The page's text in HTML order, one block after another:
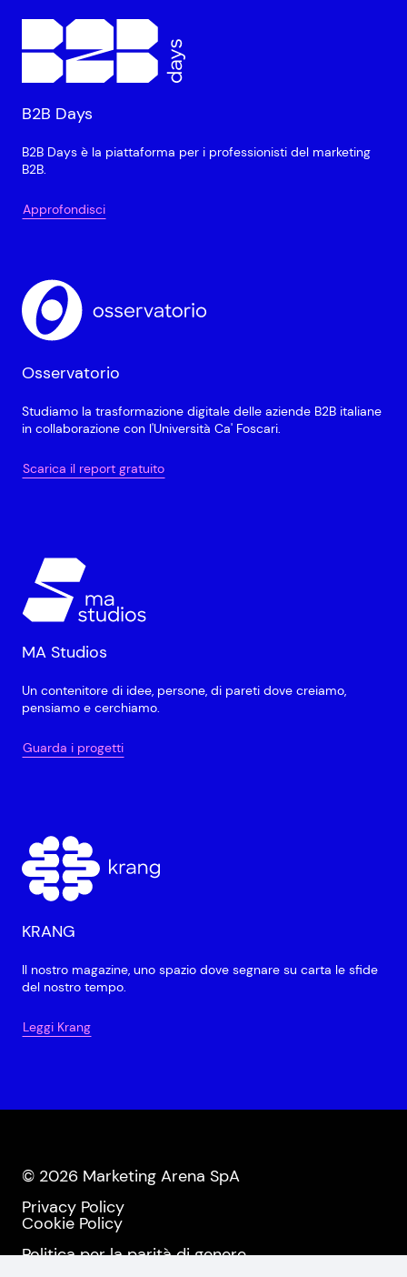
B2B Days
B2B Days è la piattaforma per i professionisti del marketing
B2B.
Approfondisci
Osservatorio
Studiamo la trasformazione digitale delle aziende B2B italiane
in collaborazione con l'Università Ca' Foscari.
Scarica il report gratuito
MA Studios
Un contenitore di idee, persone, di pareti dove creiamo,
pensiamo e cerchiamo.
Guarda i progetti
KRANG
Il nostro magazine, uno spazio dove segnare su carta le sfide
del nostro tempo.
Leggi Krang
© 2026 Marketing Arena SpA
Privacy Policy
Cookie Policy
Politica per la parità di genere